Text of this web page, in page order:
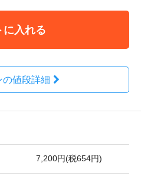
に入れる
の値段詳細
7,200円(税654円)